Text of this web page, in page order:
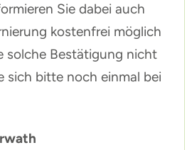
Sie dabei auch
kostenfrei möglich
solche Bestätigung nicht
sich bitte noch einmal bei